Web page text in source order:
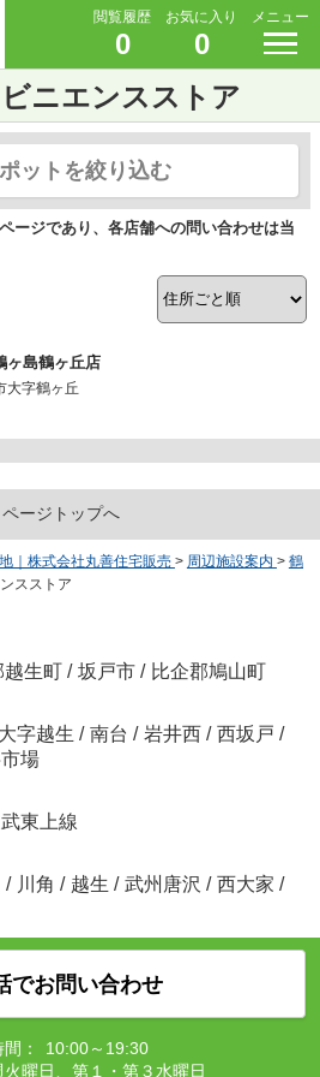
閲覧履歴
0
お気に入り
0
メニュー
ニエンスストア
ットを絞り込む
ージであり、各店舗への問い合わせは当
ヶ島鶴ヶ丘店
大字鶴ヶ丘
ページトップへ
｜株式会社丸善住宅販売 > 周辺施設案内 > 鶴
スストア
越生町 / 坂戸市 / 比企郡鳩山町
大字越生 / 南台 / 岩井西 / 西坂戸 /
場
東上線
/ 川角 / 越生 / 武州唐沢 / 西大家 /
でお問い合わせ
：
10:00～19:30
火曜日、第１・第３水曜日